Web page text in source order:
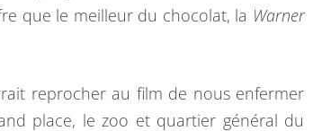
que le meilleur du chocolat, la Warner
reprocher au film de nous enfermer
place, le zoo et quartier général du